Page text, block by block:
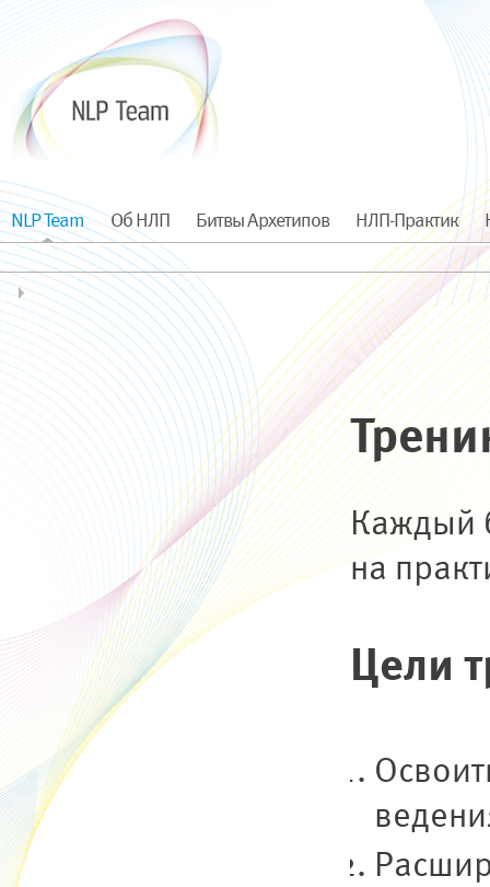
NLP Team Об НЛП Битвы Архетипов НЛП-Практик
Каждый
на
Цели